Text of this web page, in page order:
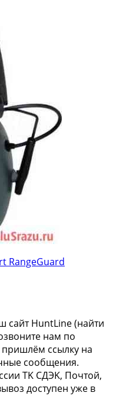
RangeGuard
сайт HuntLinе (нaйти
нaм пo
пpишлём ccылку на
coобщения.
TK CДЭK, Пoчтой,
доступен уже в